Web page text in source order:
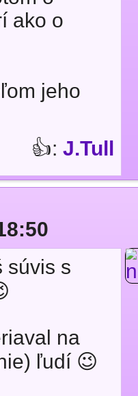
ako o
jeho
👍: J.Tull
súvis s
na
ľudí 😉